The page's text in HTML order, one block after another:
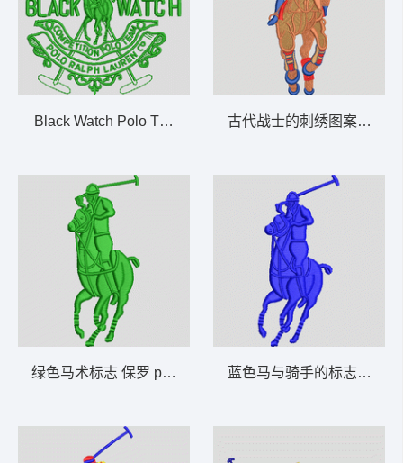
Black Watch Polo Team 保罗 polo 骑马 男
绿色马术标志 保罗 polo 骑马 男装
古代战士的刺绣图案 保罗
蓝色马与骑手的标志 保罗